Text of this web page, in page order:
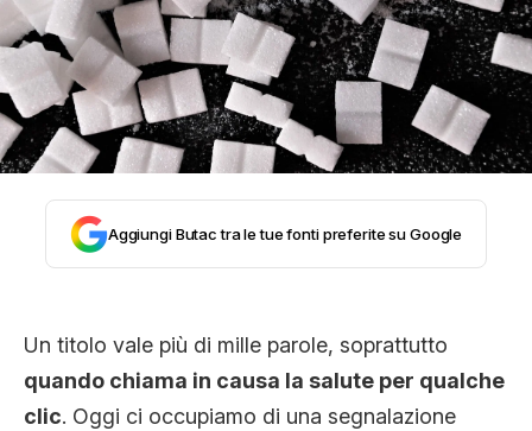
EVERGREEN
EDITORIALI
TRUFFE E SOCIAL NETWORK
CONTATTI
Aggiungi Butac tra le tue fonti preferite su Google
Un titolo vale più di mille parole, soprattutto
quando chiama in causa la salute per qualche
clic. Oggi ci occupiamo di una segnalazione